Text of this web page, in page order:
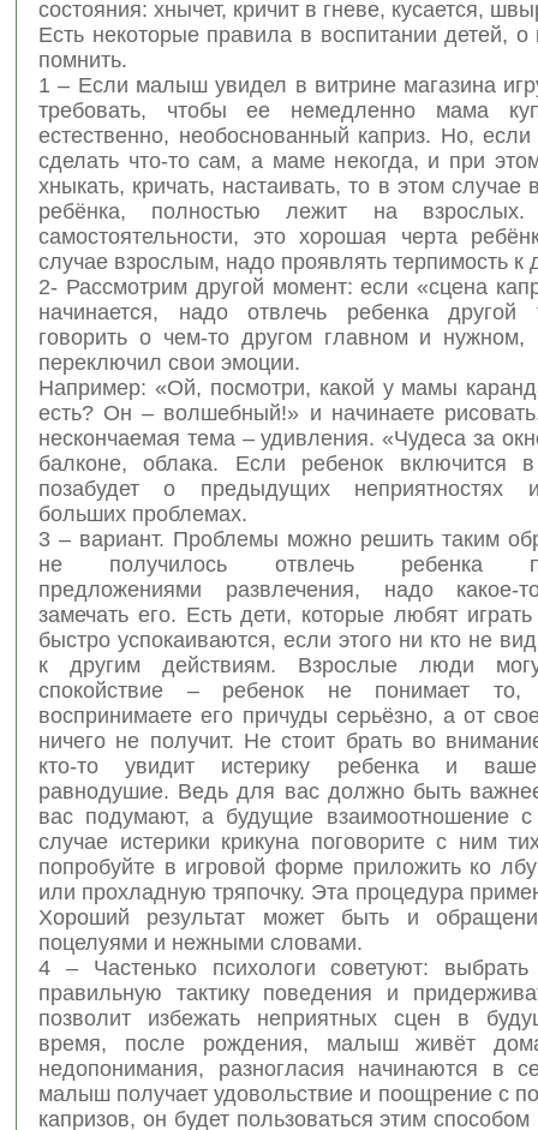
состояния: хнычет, кричит в гневе, кусается,
Есть некоторые правила в воспитании детей, о
помнить.
1 – Если малыш увидел в витрине магазина
требовать, чтобы ее немедленно мама
естественно, необоснованный каприз. Но,
сделать что-то сам, а маме некогда, и при
хныкать, кричать, настаивать, то в этом случае
ребёнка, полностью лежит на взрослых.
самостоятельности, это хорошая черта
случае взрослым, надо проявлять терпимость к
2- Рассмотрим другой момент: если «сцена
начинается, надо отвлечь ребенка
говорить о чем-то другом главном и нужном,
переключил свои эмоции.
Например: «Ой, посмотри, какой у мамы
есть? Он – волшебный!» и начинаете
нескончаемая тема – удивления. «Чудеса за
балконе, облака. Если ребенок включится
позабудет о предыдущих неприятностях
больших проблемах.
3 – вариант. Проблемы можно решить таким
не получилось отвлечь ребенка
предложениями развлечения, надо
замечать его. Есть дети, которые любят
быстро успокаиваются, если этого ни кто не
к другим действиям. Взрослые люди
спокойствие – ребенок не понимает
воспринимаете его причуды серьёзно, а от
ничего не получит. Не стоит брать во
кто-то увидит истерику ребенка и
равнодушие. Ведь для вас должно быть
вас подумают, а будущие взаимоотношение
случае истерики крикуна поговорите с ним
попробуйте в игровой форме приложить ко
или прохладную тряпочку. Эта процедура
Хороший результат может быть и
поцелуями и нежными словами.
4 – Частенько психологи советуют: выбрать
правильную тактику поведения и
позволит избежать неприятных сцен в
время, после рождения, малыш живёт
недопонимания, разногласия начинаются в
малыш получает удовольствие и поощрение с
капризов, он будет пользоваться этим